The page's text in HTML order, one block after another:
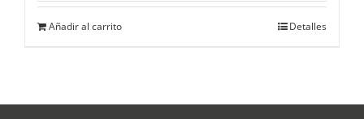
Añadir al carrito Detalles